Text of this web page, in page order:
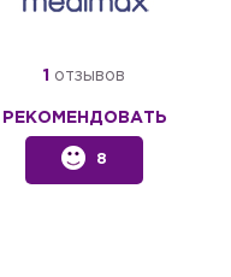
1 отзывов
РЕКОМЕНДОВАТЬ
8